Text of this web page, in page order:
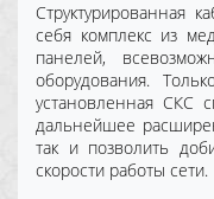
Структурированная
себя комплекс из
панелей,
оборудования.
установленная СКС
дальнейшее
так и позволить
скорости работы сети.